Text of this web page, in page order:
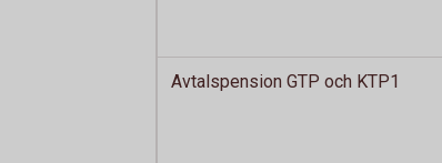
Avtalspension GTP och KTP1